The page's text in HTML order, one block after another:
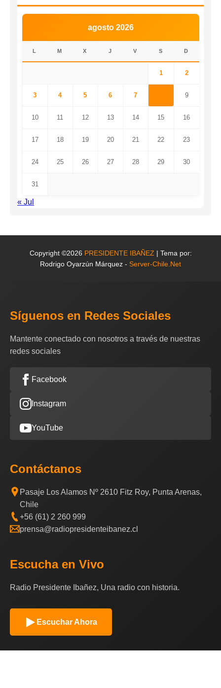
agosto 2026
L M X J V S D
1 2
3 4 5 6 7 9
10 11 12 13 14 15 16
17 18 19 20 21 22 23
24 25 26 27 28 29 30
31
« Jul
Copyright ©2026 PRESIDENTE IBAÑEZ | Tema por:
Rodrigo Oyarzún Márquez - Server-Chile.Net
Síguenos en Redes Sociales
Mantente conectado con nosotros a través de nuestras
redes sociales
Facebook
Instagram
YouTube
Contáctanos
Pasaje Los Alamos Nº 2610 Fitz Roy, Punta Arenas,
Chile
+56 (61) 2 260 999
prensa@radiopresidenteibanez.cl
Escucha en Vivo
Radio Presidente Ibañez, Una radio con historia.
Escuchar Ahora